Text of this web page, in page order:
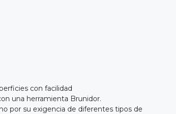
con facilidad
una herramienta Brunidor.
por su exigencia de diferentes tipos de